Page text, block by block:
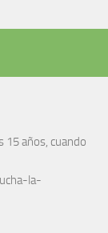
15 años, cuando
la-